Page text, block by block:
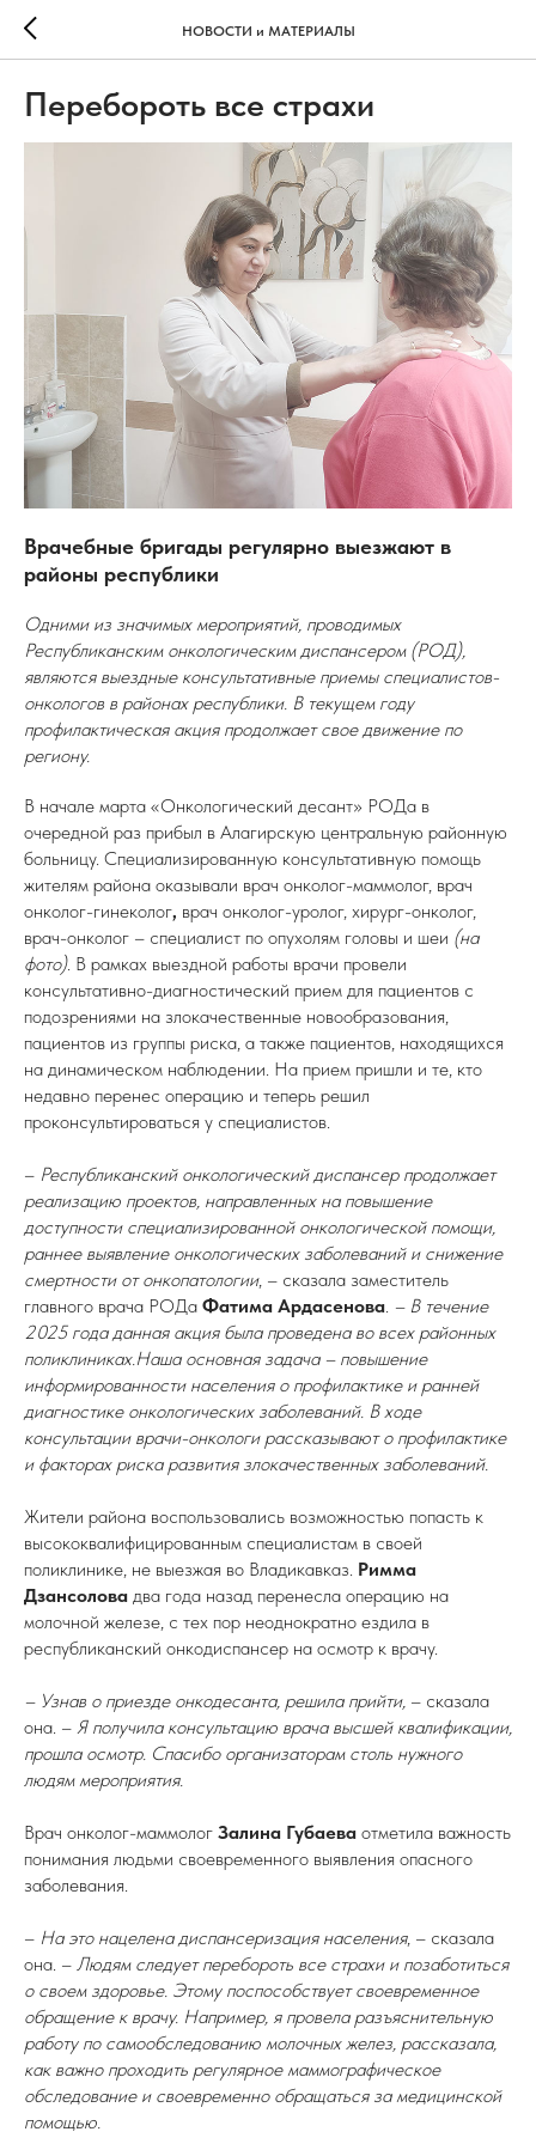
НОВОСТИ и МАТЕРИАЛЫ
Перебороть все страхи
Врачебные бригады регулярно выезжают в
районы республики
Одними из значимых мероприятий, проводимых
Республиканским онкологическим диспансером (РОД),
являются выездные консультативные приемы специалистов-
онкологов в районах республики. В текущем году
профилактическая акция продолжает свое движение по
региону.
В начале марта «Онкологический десант» РОДа в
очередной раз прибыл в Алагирскую центральную районную
больницу. Специализированную консультативную помощь
жителям района оказывали врач онколог-маммолог, врач
онколог-гинеколог, врач онколог-уролог, хирург-онколог,
врач-онколог – специалист по опухолям головы и шеи (на
фото). В рамках выездной работы врачи провели
консультативно-диагностический прием для пациентов с
подозрениями на злокачественные новообразования,
пациентов из группы риска, а также пациентов, находящихся
на динамическом наблюдении. На прием пришли и те, кто
недавно перенес операцию и теперь решил
проконсультироваться у специалистов.
– Республиканский онкологический диспансер продолжает
реализацию проектов, направленных на повышение
доступности специализированной онкологической помощи,
раннее выявление онкологических заболеваний и снижение
смертности от онкопатологии, – сказала заместитель
главного врача РОДа Фатима Ардасенова. – В течение
2025 года данная акция была проведена во всех районных
поликлиниках.Наша основная задача – повышение
информированности населения о профилактике и ранней
диагностике онкологических заболеваний. В ходе
консультации врачи-онкологи рассказывают о профилактике
и факторах риска развития злокачественных заболеваний.
Жители района воспользовались возможностью попасть к
высококвалифицированным специалистам в своей
поликлинике, не выезжая во Владикавказ. Римма
Дзансолова два года назад перенесла операцию на
молочной железе, с тех пор неоднократно ездила в
республиканский онкодиспансер на осмотр к врачу.
– Узнав о приезде онкодесанта, решила прийти, – сказала
она. – Я получила консультацию врача высшей квалификации,
прошла осмотр. Спасибо организаторам столь нужного
людям мероприятия.
Врач онколог-маммолог Залина Губаева отметила важность
понимания людьми своевременного выявления опасного
заболевания.
– На это нацелена диспансеризация населения, – сказала
она. – Людям следует перебороть все страхи и позаботиться
о своем здоровье. Этому поспособствует своевременное
обращение к врачу. Например, я провела разъяснительную
работу по самообследованию молочных желез, рассказала,
как важно проходить регулярное маммографическое
обследование и своевременно обращаться за медицинской
помощью.